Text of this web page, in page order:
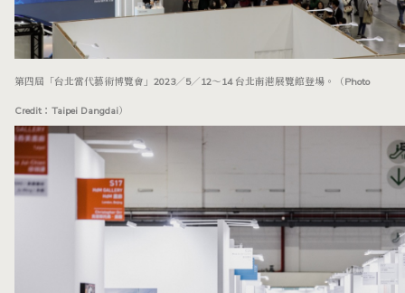
第四屆「台北當代藝術博覽會」2023／5／12～14 台北南港展覽館登場。（Photo
Credit：Taipei Dangdai）